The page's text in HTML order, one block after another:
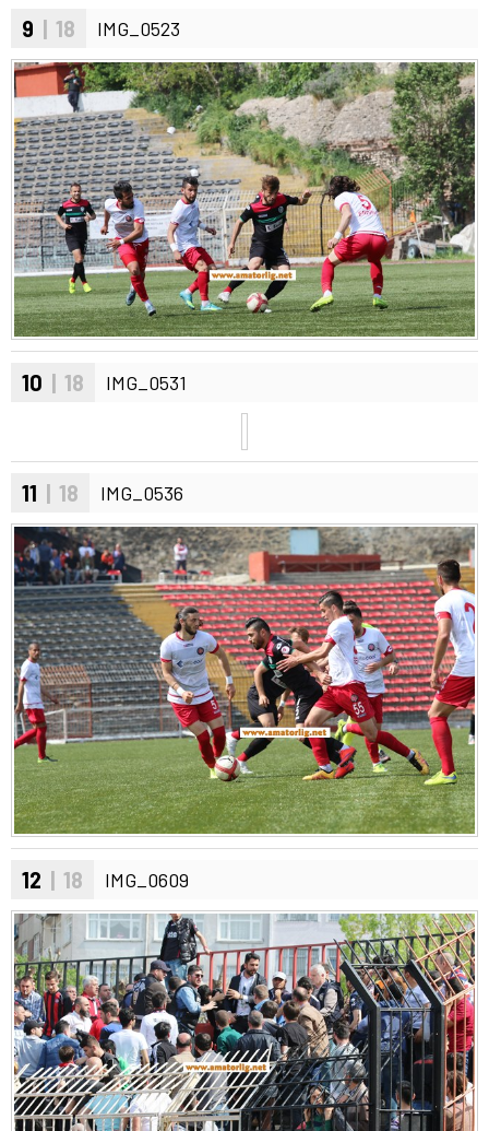
9 | 18 IMG_0523
10 | 18 IMG_0531
11 | 18 IMG_0536
12 | 18 IMG_0609